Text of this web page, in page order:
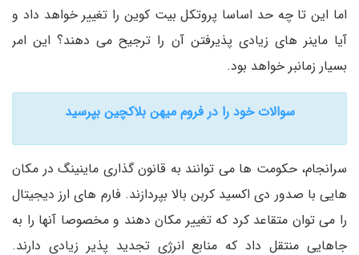
اما این تا چه حد اساسا پروتکل بیت کوین را تغییر خواهد داد و
آیا ماینر های زیادی پذیرفتن آن را ترجیح می دهند؟ این امر
بسیار زمانبر خواهد بود.
سوالات خود را در فروم میهن بلاکچین بپرسید
سرانجام، حکومت ها می توانند به قانون گذاری ماینینگ در مکان
هایی با صدور دی اکسید کربن بالا بپردازند. فارم های ارز دیجیتال
را می توان متقاعد کرد که تغییر مکان دهند و مخصوصا آنها را به
جاهایی منتقل داد که منابع انرژی تجدید پذیر زیادی دارند.